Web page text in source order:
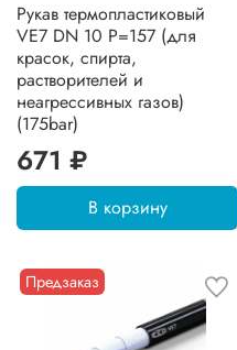
Рукав термопластиковый
VE7 DN 10 P=157 (для
красок, спирта,
растворителей и
неагрессивных газов)
(175bar)
671 ₽
В корзину
Предзаказ